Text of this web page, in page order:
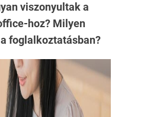
viszonyultak a
hoz? Milyen
foglalkoztatásban?